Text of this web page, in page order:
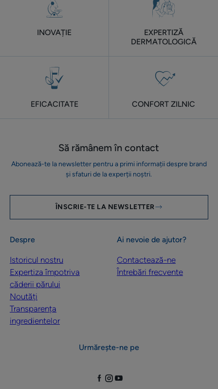
INOVAȚIE
EXPERTIZĂ
DERMATOLOGICĂ
EFICACITATE CONFORT ZILNIC
Să rămânem în contact
Abonează-te la newsletter pentru a primi informații despre brand
și sfaturi de la experții noștri.
ÎNSCRIE-TE LA NEWSLETTER
Despre
Istoricul nostru
Expertiza împotriva
căderii părului
Noutăți
Transparența
ingredientelor
Ai nevoie de ajutor?
Contactează-ne
Întrebări frecvente
Urmărește-ne pe